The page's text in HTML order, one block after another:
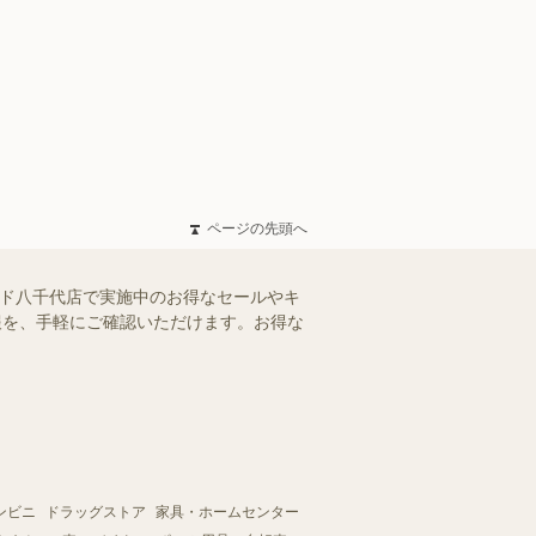
ページの先頭へ
八千代店で実施中のお得なセールやキ
、手軽にご確認いただけます。お得な
ビニ ドラッグストア
家具・ホームセンター